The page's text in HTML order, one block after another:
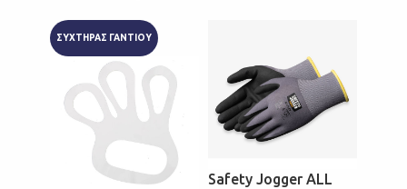
ΣΥΧΤΗΡΑΣ ΓΑΝΤΙΟΥ
Safety Jogger ALL